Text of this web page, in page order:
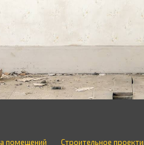
помещений Строительное